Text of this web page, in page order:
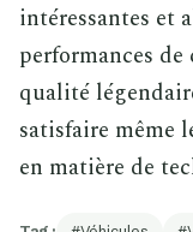
intéressantes et
performances
qualité
satisfaire même
en matière de